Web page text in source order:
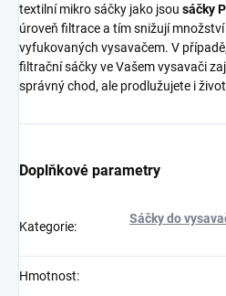
textilní mikro sáčky jako jsou sáčky
úroveň filtrace a tím snižují
vyfukovaných vysavačem. V
filtrační sáčky ve Vašem vysavači
správný chod, ale prodlužujete i
Doplňkové parametry
Kategorie:
Sáčky do
Hmotnost: